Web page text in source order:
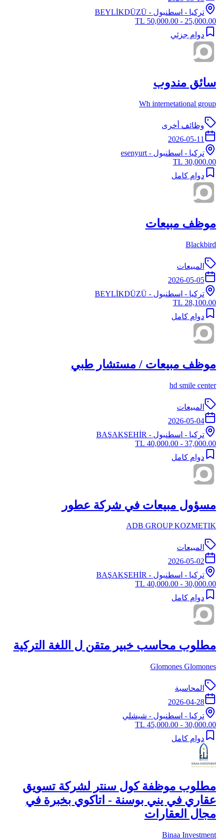
تركيا - اسطنبول - BEYLİKDÜZÜ
25,000.00 - 50,000.00 TL
دوام جزئي
سائق مندوب
Wh internetational group
وظائف أخرى
2026-05-11
تركيا - اسطنبول - esenyurt
30,000.00 TL
دوام كامل
موظف مبيعات
Blackbird
المبيعات
2026-05-05
تركيا - اسطنبول - BEYLİKDÜZÜ
28,100.00 TL
دوام كامل
موظف مبيعات / مستشار طبي
hd smile center
المبيعات
2026-05-04
تركيا - اسطنبول - BAŞAKŞEHİR
37,000.00 - 40,000.00 TL
دوام كامل
مسؤول مبيعات في شركة عطور
ADB GROUP KOZMETIK
المبيعات
2026-05-02
تركيا - اسطنبول - BAŞAKŞEHİR
30,000.00 - 40,000.00 TL
دوام كامل
مطلوب محاسب خبير متقن ل اللغة التركية
Glomones Glomones
المحاسبة
2026-04-28
تركيا - اسطنبول - شيشلي
30,000.00 - 45,000.00 TL
دوام كامل
مطلوب موظفة كول سنتر لشركة تسويق
عقاري في يني بوسنة - اتاكوي بخبرة في
مجال العقارات
Binaa Investment